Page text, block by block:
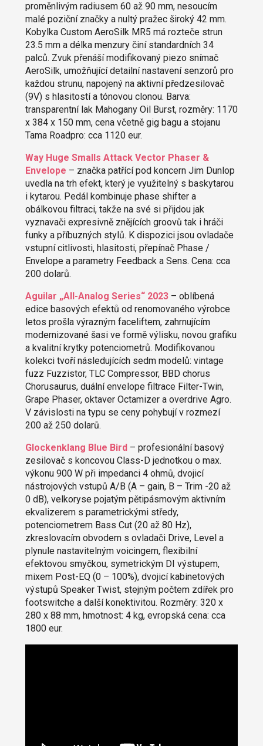
proměnlivým radiusem 60 až 90 mm, nesoucím
malé poziční značky a nultý pražec široký 42 mm.
Kobylka Custom AeroSilk MR5 má rozteče strun
23.5 mm a délka menzury činí standardních 34
palců. Zvuk přenáší modifikovaný piezo snímač
AeroSilk, umožňující detailní nastavení senzorů pro
každou strunu, napojený na aktivní předzesilovač
(9V) s hlasitostí a tónovou clonou. Barva:
transparentní lak Mahogany Oil Burst, rozměry: 1170
x 384 x 150 mm, cena včetně gig bagu a stojanu
Tama Roadpro: cca 1120 eur.
Way Huge Smalls Attack Vector Phaser &
Envelope – značka patřící pod koncern Jim Dunlop
uvedla na trh efekt, který je využitelný s baskytarou
i kytarou. Pedál kombinuje phase shifter a
obálkovou filtraci, takže na své si přijdou jak
vyznavači expresivně znějících groovů tak i hráči
funky a příbuzných stylů. K dispozici jsou ovladače
vstupní citlivosti, hlasitosti, přepínač Phase /
Envelope a parametry Feedback a Sens. Cena: cca
200 dolarů.
Aguilar „All-Analog Series“ 2023 – oblíbená
edice basových efektů od renomovaného výrobce
letos prošla výrazným faceliftem, zahrnujícím
modernizované šasi ve formě výlisku, novou grafiku
a kvalitní krytky potenciometrů. Modifikovanou
kolekci tvoří následujících sedm modelů: vintage
fuzz Fuzzistor, TLC Compressor, BBD chorus
Chorusaurus, duální envelope filtrace Filter-Twin,
Grape Phaser, oktaver Octamizer a overdrive Agro.
V závislosti na typu se ceny pohybují v rozmezí
200 až 250 dolarů.
Glockenklang Blue Bird – profesionální basový
zesilovač s koncovou Class-D jednotkou o max.
výkonu 900 W při impedanci 4 ohmů, dvojicí
nástrojových vstupů A/B (A – gain, B – Trim -20 až
0 dB), velkoryse pojatým pětipásmovým aktivním
ekvalizerem s parametrickými středy,
potenciometrem Bass Cut (20 až 80 Hz),
zkreslovacím obvodem s ovladači Drive, Level a
plynule nastavitelným voicingem, flexibilní
efektovou smyčkou, symetrickým DI výstupem,
mixem Post-EQ (0 – 100%), dvojicí kabinetových
výstupů Speaker Twist, stejným počtem zdířek pro
footswitche a další konektivitou. Rozměry: 320 x
280 x 88 mm, hmotnost: 4 kg, evropská cena: cca
1800 eur.